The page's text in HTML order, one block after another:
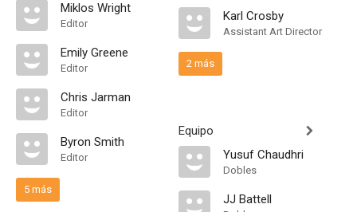
Miklos Wright
Editor
Emily Greene
Editor
Chris Jarman
Editor
Byron Smith
Editor
5 más
Karl Crosby
Assistant Art Director
2 más
Equipo
Yusuf Chaudhri
Dobles
JJ Battell